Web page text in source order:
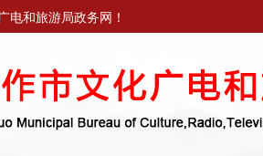
电和旅游局政务网！